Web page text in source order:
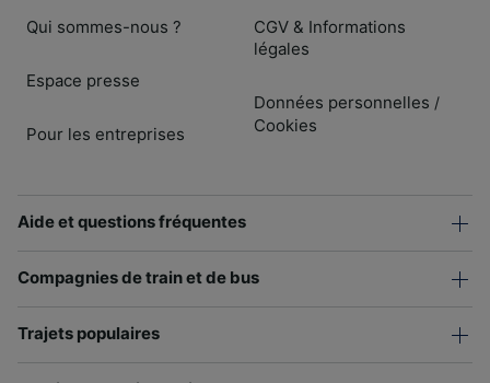
Qui sommes-nous ?
Espace presse
Pour les entreprises
CGV & Informations
légales
Données personnelles /
Cookies
Aide et questions fréquentes
Compagnies de train et de bus
Trajets populaires